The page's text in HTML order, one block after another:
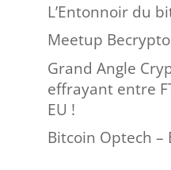
L’Entonnoir du
Meetup
Grand Angle
effrayant entre
EU !
Bitcoin Optech